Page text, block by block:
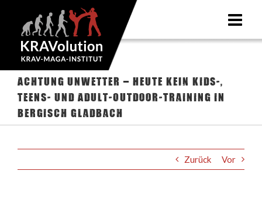
springen
Achtung Unwetter – HEUTE KEIN Kids-,
Teens- und Adult-Outdoor-Training in
Bergisch Gladbach
Zurück Vor